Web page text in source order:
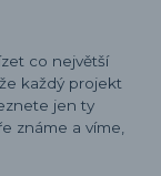
co největší
každý projekt
jen ty
známe a víme,